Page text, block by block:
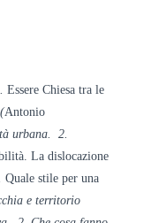
Essere Chiesa tra le
Antonio
urbana. 2.
La dislocazione
Quale stile per una
e territorio